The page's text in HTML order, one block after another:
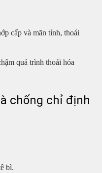
cấp và mãn tính, thoái
quá trình thoái hóa
chống chỉ định
bì.